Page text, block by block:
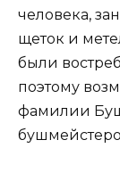
человека,
щеток и
были
поэтому
фамилии